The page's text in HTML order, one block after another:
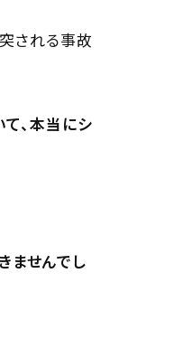
される事故
、本当にシ
ませんでし